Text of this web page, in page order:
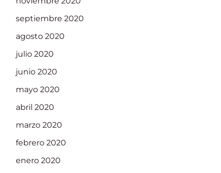
septiembre 2020
agosto 2020
julio 2020
junio 2020
mayo 2020
abril 2020
marzo 2020
febrero 2020
enero 2020